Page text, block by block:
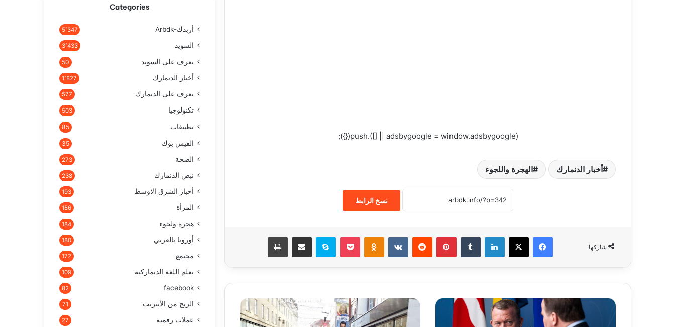
(adsbygoogle = window.adsbygoogle || []).push({});
أخبار الدنمارك الهجرة واللجوء
نسخ الرابط
شاركها
فيسبوك ‫X لينكدإن بينتيريست ‏VKontakte سكايب
ر
ا
Categories
أربدك-Arbdk 5٬347
السويد 3٬433
تعرف على السويد 50
أخبار الدنمارك 1٬827
تعرف على الدنمارك 577
تكنولوجيا 503
تطبيقات 85
الفيس بوك 35
الصحة 273
نبض الدنمارك 238
أخبار الشرق الاوسط 193
المرأة 186
هجرة ولجوء 184
أوروبا بالعربي 180
مجتمع 172
تعلم اللغة الدنماركية 109
facebook
82
الربح من الأنترنت 71
عملات رقمية 27